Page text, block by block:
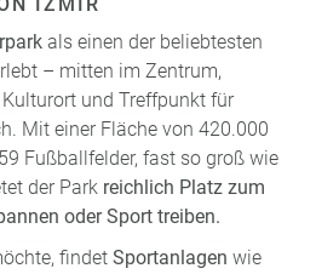
als einen der beliebtesten
– mitten im Zentrum,
und Treffpunkt für
Mit einer Fläche von 420.000
Fußballfelder, fast so groß wie
der Park reichlich Platz zum
oder Sport treiben.
findet Sportanlagen wie